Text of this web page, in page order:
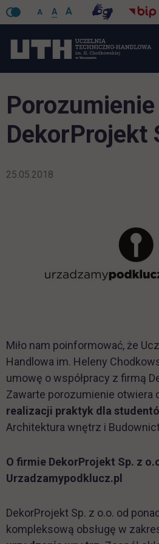
A A A
DekorProjekt
25.05.2018
Miło nam poinformować, że
Handlowa im. Heleny
umowę o współpracy z firmą
Zawarte porozumienie otwiera
realizacji praktyk dla
Architektura wnętrz i
O firmie DekorProjekt Sp. z
Urzadzamypodklucz.pl
DekorProjekt Sp. z o.o. od
kompleksową obsługę w